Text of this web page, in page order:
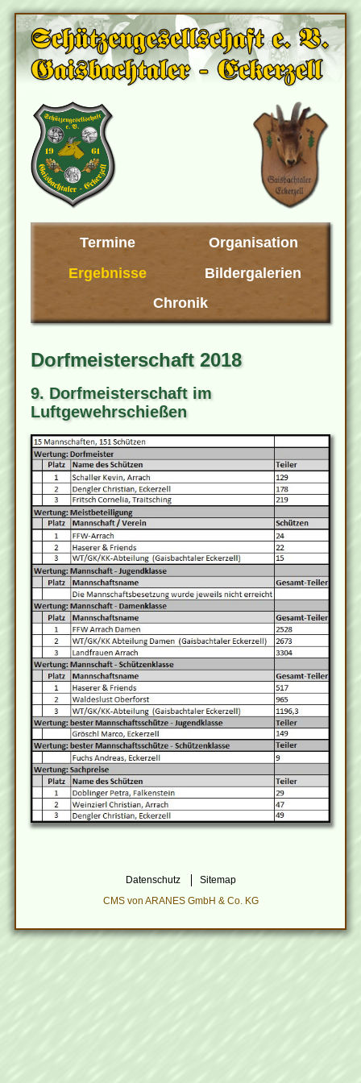
Termine
Organisation
Ergebnisse
Bildergalerien
Chronik
Dorfmeisterschaft 2018
9. Dorfmeisterschaft im
Luftgewehrschießen
Datenschutz
Sitemap
CMS von ARANES GmbH & Co. KG